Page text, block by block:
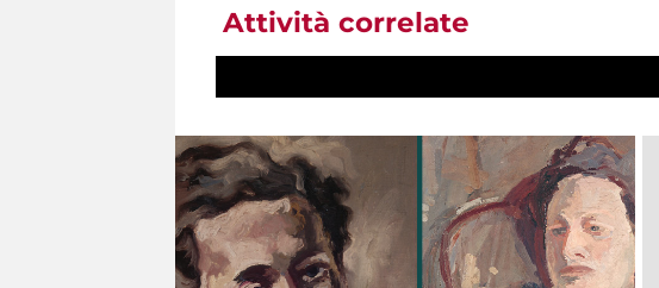
Attività correlate